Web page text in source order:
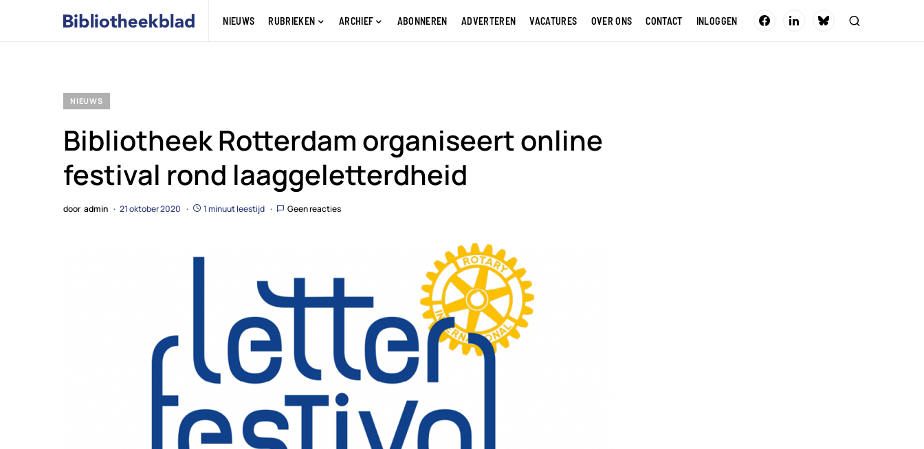
NIEUWS RUBRIEKEN ARCHIEF ABONNEREN ADVERTEREN VACATURES OVER ONS CONTACT INLOGGEN
NIEUWS
Bibliotheek Rotterdam organiseert online
festival rond laaggeletterdheid
door admin 21 oktober 2020 1 minuut leestijd Geen reacties